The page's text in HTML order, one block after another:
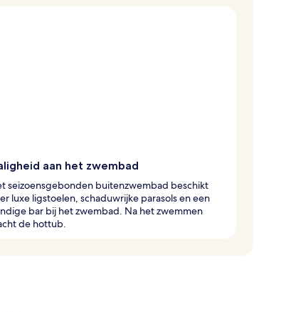
aan het zwembad
seizoensgebonden buitenzwembad beschikt
luxe ligstoelen, schaduwrijke parasols en een
bar bij het zwembad. Na het zwemmen
de hottub.